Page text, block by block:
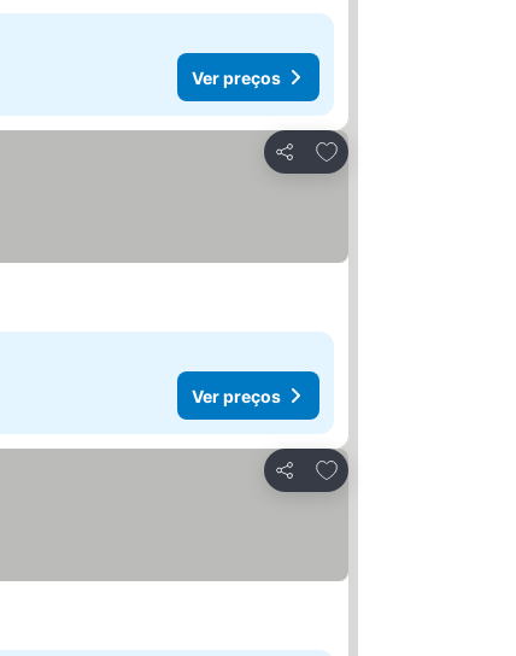
Ver preços
Partilhar
Adicionar aos favoritos
Ver preços
Partilhar
Adicionar aos favoritos